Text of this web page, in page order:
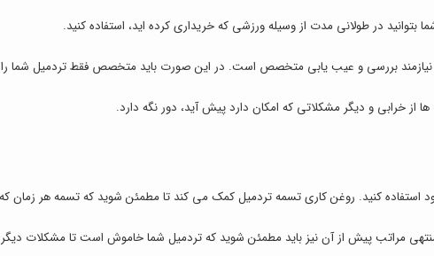
در طولانی مدت از وسیله ورزشی که خریداری کرده اید، استفاده کنید.
بررسی و عیب یابی متخصص است. در این صورت باید متخصص فقط تردمیل شما را
از خرابی و دیگر مشکلاتی که امکان دارد پیش آید، دور نگه دارد.
منتهی مراتب پیش از آن نیز باید مطمئن شوید که تردمیل شما خاموش است تا مشکلات